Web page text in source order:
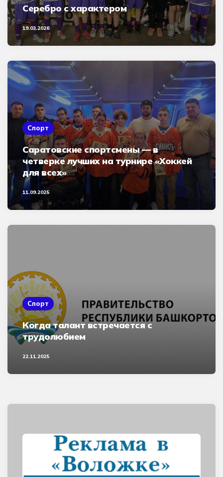
Серебро с характером
19.03.2026
Спорт
Саратовские спортсмены — в
четверке лучших на турнире «Хоккей
для всех»
11.09.2025
Спорт
Когда талант встречается с
трудолюбием
22.11.2025